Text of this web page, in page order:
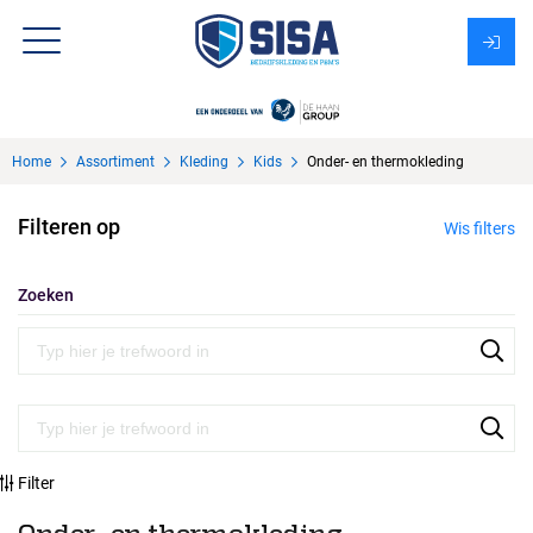
Over Sisa
KMS
Uitzendbureau?
Home Assortiment Kleding Kids Onder- en thermokleding
Filteren op Wis filters
Zoeken
Filter